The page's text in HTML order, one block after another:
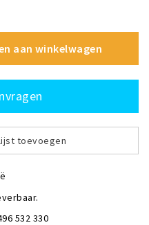
aan winkelwagen
toevoegen
532 330